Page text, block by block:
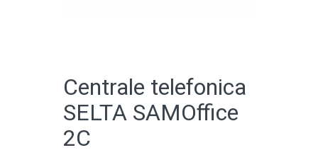
Centrale telefonica
SELTA SAMOffice
2C